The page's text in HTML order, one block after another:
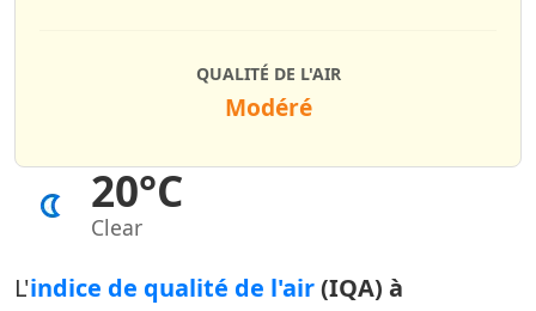
20°C
Clear
QUALITÉ DE L'AIR
Modéré
L'indice de qualité de l'air(IQA) à